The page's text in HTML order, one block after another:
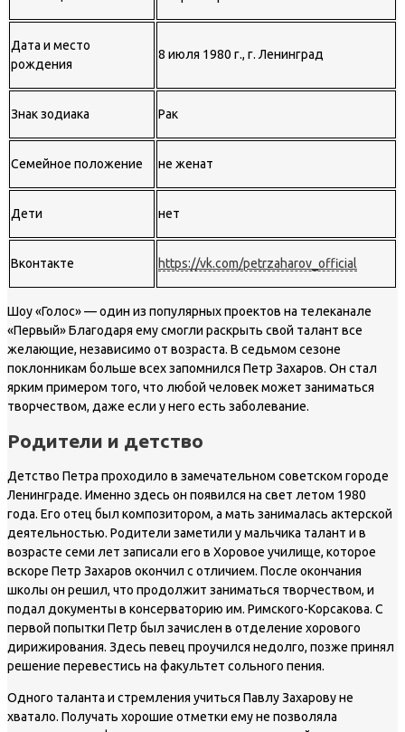
Дата и место
рождения
8 июля 1980 г., г. Ленинград
Знак зодиака Рак
Семейное положение не женат
Дети нет
Вконтакте https://vk.com/petrzaharov_official
Шоу «Голос» — один из популярных проектов на телеканале
«Первый» Благодаря ему смогли раскрыть свой талант все
желающие, независимо от возраста. В седьмом сезоне
поклонникам больше всех запомнился Петр Захаров. Он стал
ярким примером того, что любой человек может заниматься
творчеством, даже если у него есть заболевание.
Родители и детство
Детство Петра проходило в замечательном советском городе
Ленинграде. Именно здесь он появился на свет летом 1980
года. Его отец был композитором, а мать занималась актерской
деятельностью. Родители заметили у мальчика талант и в
возрасте семи лет записали его в Хоровое училище, которое
вскоре Петр Захаров окончил с отличием. После окончания
школы он решил, что продолжит заниматься творчеством, и
подал документы в консерваторию им. Римского-Корсакова. С
первой попытки Петр был зачислен в отделение хорового
дирижирования. Здесь певец проучился недолго, позже принял
решение перевестись на факультет сольного пения.
Одного таланта и стремления учиться Павлу Захарову не
хватало. Получать хорошие отметки ему не позволяла